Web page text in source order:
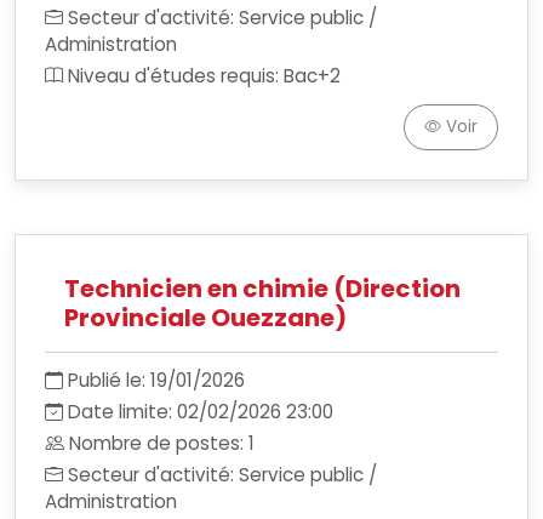
Secteur d'activité: Service public /
Administration
Niveau d'études requis: Bac+2
Voir
Technicien en chimie (Direction
Provinciale Ouezzane)
Publié le: 19/01/2026
Date limite: 02/02/2026 23:00
Nombre de postes: 1
Secteur d'activité: Service public /
Administration